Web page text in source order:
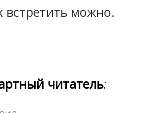
встретить можно.
читатель: